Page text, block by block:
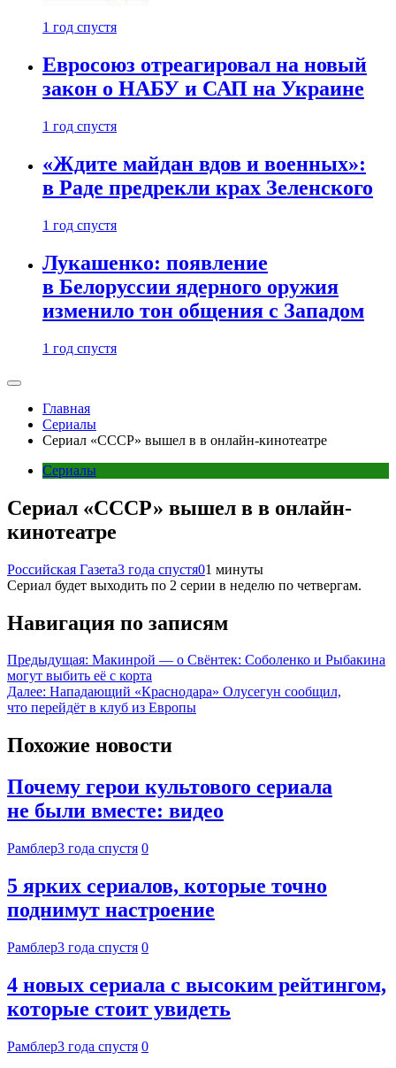
1 год спустя
Евросоюз отреагировал на новый
закон о НАБУ и САП на Украине
1 год спустя
«Ждите майдан вдов и военных»:
в Раде предрекли крах Зеленского
1 год спустя
Лукашенко: появление
в Белоруссии ядерного оружия
изменило тон общения с Западом
1 год спустя
Главная
Сериалы
Сериал «СССР» вышел в в онлайн-кинотеатре
Сериалы
Сериал «СССР» вышел в в онлайн-
кинотеатре
Российская Газета3 года спустя01 минуты
Сериал будет выходить по 2 серии в неделю по четвергам.
Навигация по записям
Предыдущая: Макинрой — о Свёнтек: Соболенко и Рыбакина
могут выбить её с корта
Далее: Нападающий «Краснодара» Олусегун сообщил,
что перейдёт в клуб из Европы
Похожие новости
Почему герои культового сериала
не были вместе: видео
Рамблер3 года спустя 0
5 ярких сериалов, которые точно
поднимут настроение
Рамблер3 года спустя 0
4 новых сериала с высоким рейтингом,
которые стоит увидеть
Рамблер3 года спустя 0